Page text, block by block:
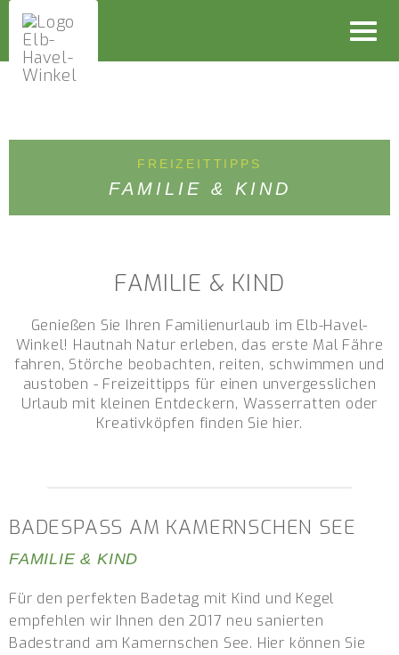
FREIZEITTIPPS
FAMILIE & KIND
FAMILIE & KIND
Genießen Sie Ihren Familienurlaub im Elb-Havel-
Winkel! Hautnah Natur erleben, das erste Mal Fähre
fahren, Störche beobachten, reiten, schwimmen und
austoben - Freizeittipps für einen unvergesslichen
Urlaub mit kleinen Entdeckern, Wasserratten oder
Kreativköpfen finden Sie hier.
BADESPASS AM KAMERNSCHEN SEE
FAMILIE & KIND
Für den perfekten Badetag mit Kind und Kegel
empfehlen wir Ihnen den 2017 neu sanierten
Badestrand am Kamernschen See. Hier können Sie